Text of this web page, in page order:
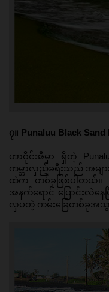
၇။ Punaluu Black Sand
ဟာဝိုင်အီမှာ ရှိတဲ့
ကမ္ဘာလှည့်ခရီးသည် အမျာ
ထဲက တစ်ခုဖြစ်ပါတယ်။
အနက်ရောင် ပြောင်းလဲနေ
လှပတဲ့ ကမ်းခြေတစ်ခုအသွ